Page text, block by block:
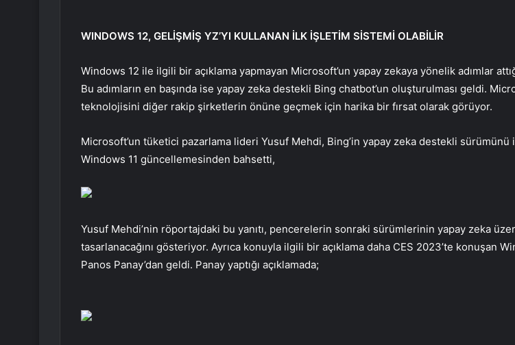
WINDOWS 12, GELİŞMİŞ YZ’YI KULLANAN İLK İŞLETİM SİSTEMİ OLABİLİR
Windows 12 ile ilgili bir açıklama yapmayan Microsoft’un yapay zekaya yönelik adımlar
Bu adımların en başında ise yapay zeka destekli Bing chatbot’un oluşturulması geldi.
teknolojisini diğer rakip şirketlerin önüne geçmek için harika bir fırsat olarak görüyor.
Microsoft’un tüketici pazarlama lideri Yusuf Mehdi, Bing’in yapay zeka destekli sürümünü
Windows 11 güncellemesinden bahsetti,
Yusuf Mehdi’nin röportajdaki bu yanıtı, pencerelerin sonraki sürümlerinin yapay zeka
tasarlanacağını gösteriyor. Ayrıca konuyla ilgili bir açıklama daha CES 2023’te konuşan
Panos Panay’dan geldi. Panay yaptığı açıklamada;